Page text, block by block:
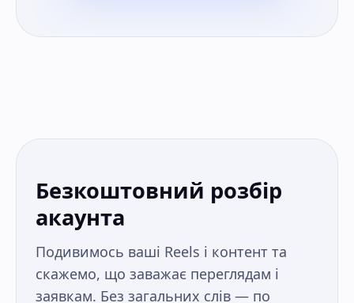
Безкоштовний розбір
акаунта
Подивимось ваші Reels і контент та
скажемо, що заважає переглядам і
заявкам. Без загальних слів — по